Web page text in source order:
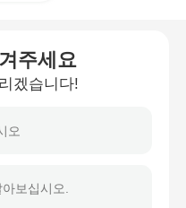
주세요
겠습니다!